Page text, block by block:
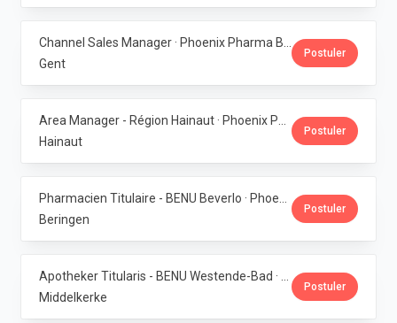
Gent
Postuler
Hainaut
Postuler
Beringen
Postuler
Middelkerke
Postuler